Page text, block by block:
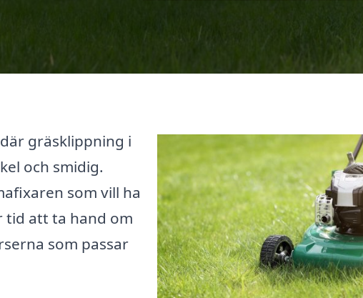
gräsklippning i
och smidig.
som vill ha
tid att ta hand om
som passar